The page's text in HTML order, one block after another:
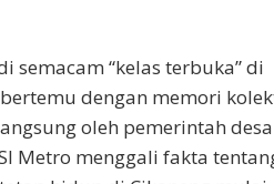
semacam “kelas terbuka” di
dengan memori
oleh pemerintah desa
Metro menggali fakta